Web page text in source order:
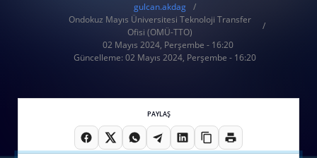
gulcan.akdag
Ondokuz Mayıs Üniversitesi Teknoloji Transfer
Ofisi (OMÜ-TTO)
02 Mayıs 2024, Perşembe - 16:20
Güncelleme: 02 Mayıs 2024, Perşembe - 16:20
PAYLAŞ